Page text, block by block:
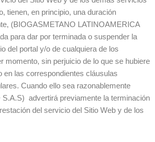
tienen, en principio, una duración
(BIOGASMETANO LATINOAMERICA
para dar por terminada o suspender la
del portal y/o de cualquiera de los
momento, sin perjuicio de lo que se hubiere
en las correspondientes cláusulas
Cuando ello sea razonablemente
S.A.S) advertirá previamente la terminación
del servicio del Sitio Web y de los